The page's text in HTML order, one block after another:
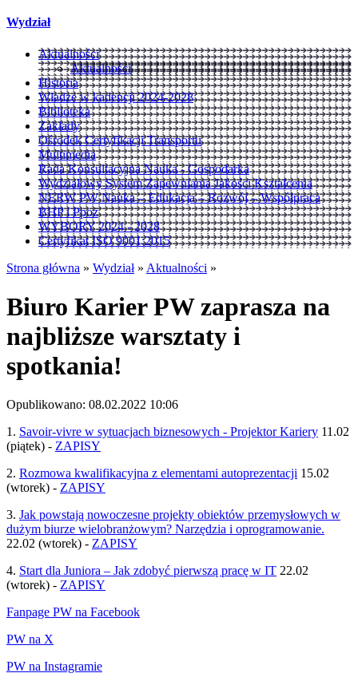
Wydział
Aktualności
Aktualności
Historia
Władze w kadencji 2024-2028
Biblioteka
Zakłady
Ośrodek Certyfikacji Transportu
Multimedia
Rada Konsultacyjna Nauka - Gospodarka
Wydziałowy System Zapewniania Jakości Kształcenia
NERW PW Nauka – Edukacja – Rozwój – Współpraca
BHP i Ppoż
WYBORY 2024 - 2028
Certyfikat ISO 9001:2015
Strona główna » Wydział » Aktualności »
Biuro Karier PW zaprasza na
najbliższe warsztaty i
spotkania!
Opublikowano: 08.02.2022 10:06
1. Savoir-vivre w sytuacjach biznesowych - Projektor Kariery 11.02
(piątek) - ZAPISY
2. Rozmowa kwalifikacyjna z elementami autoprezentacji 15.02
(wtorek) - ZAPISY
3. Jak powstają nowoczesne projekty obiektów przemysłowych w
dużym biurze wielobranżowym? Narzędzia i oprogramowanie.
22.02 (wtorek) - ZAPISY
4. Start dla Juniora – Jak zdobyć pierwszą pracę w IT 22.02
(wtorek) - ZAPISY
Fanpage PW na Facebook
PW na X
PW na Instagramie